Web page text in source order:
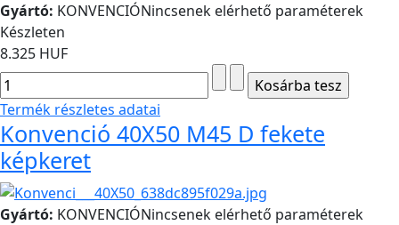
Gyártó: KONVENCIÓNincsenek elérhető paraméterek
Készleten
8.325 HUF
Termék részletes adatai
Konvenció 40X50 M45 D fekete
képkeret
Gyártó: KONVENCIÓNincsenek elérhető paraméterek